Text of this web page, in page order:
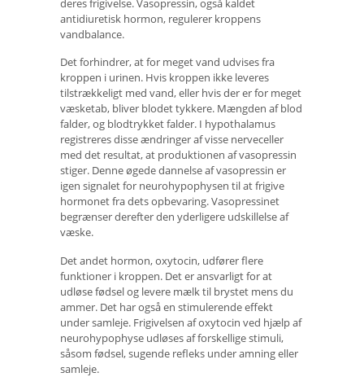
deres frigivelse. Vasopressin, også kaldet
antidiuretisk hormon, regulerer kroppens
vandbalance.
Det forhindrer, at for meget vand udvises fra
kroppen i urinen. Hvis kroppen ikke leveres
tilstrækkeligt med vand, eller hvis der er for meget
væsketab, bliver blodet tykkere. Mængden af ​​blod
falder, og blodtrykket falder. I hypothalamus
registreres disse ændringer af visse nerveceller
med det resultat, at produktionen af ​​vasopressin
stiger. Denne øgede dannelse af vasopressin er
igen signalet for neurohypophysen til at frigive
hormonet fra dets opbevaring. Vasopressinet
begrænser derefter den yderligere udskillelse af
væske.
Det andet hormon, oxytocin, udfører flere
funktioner i kroppen. Det er ansvarligt for at
udløse fødsel og levere mælk til brystet mens du
ammer. Det har også en stimulerende effekt
under samleje. Frigivelsen af ​​oxytocin ved hjælp af
neurohypophyse udløses af forskellige stimuli,
såsom fødsel, sugende refleks under amning eller
samleje.